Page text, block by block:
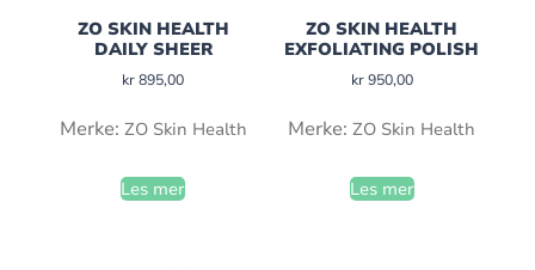
ZO SKIN HEALTH
DAILY SHEER
kr895,00
Merke: ZO Skin Health
Les mer
ZO SKIN HEALTH
EXFOLIATING POLISH
kr950,00
Merke:ZO Skin Health
Les mer